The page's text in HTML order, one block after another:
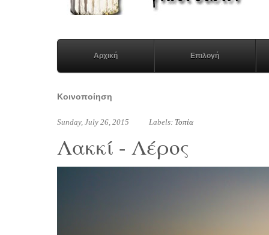
Αρχική Επιλογή
Κοινοποίηση
Sunday, July 26, 2015 Labels: Τοπία
Λακκί - Λέρος